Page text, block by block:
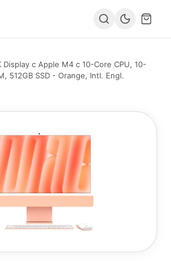
Display с Apple M4 с 10-Core CPU, 10-
512GB SSD - Orange, Intl. Engl.